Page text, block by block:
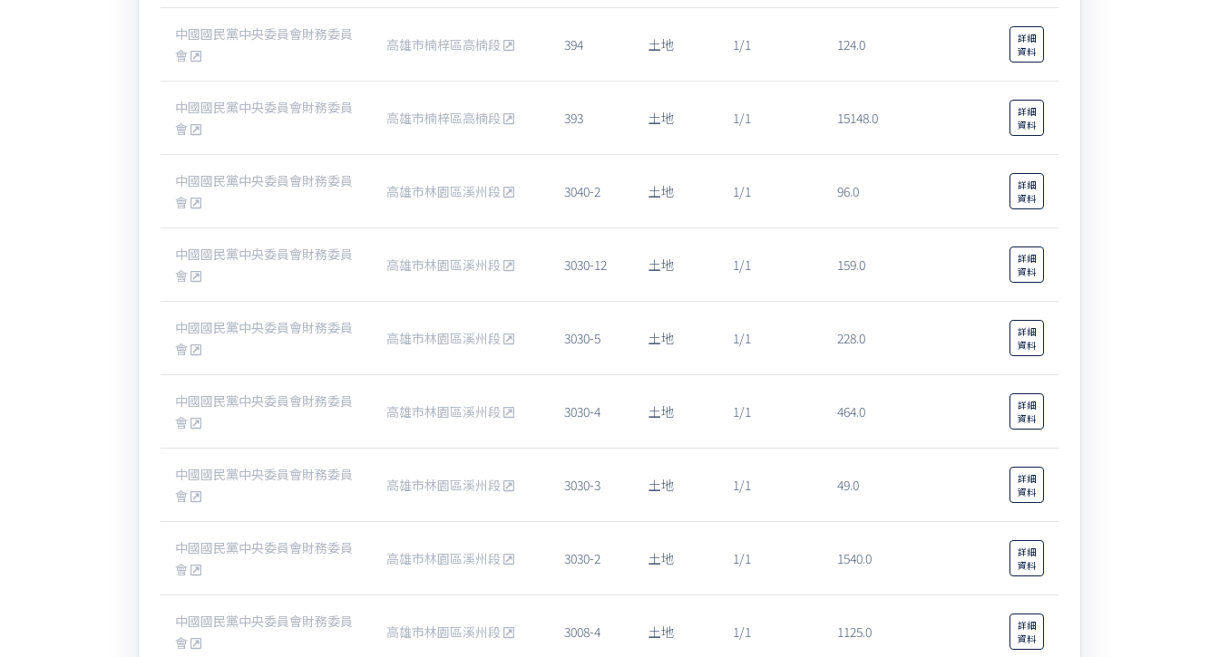
中國國民黨中央委員會財務委員
會
高雄市楠梓區高楠段 394 土地 1/1 124.0
詳細
資料
中國國民黨中央委員會財務委員
會
高雄市楠梓區高楠段 393 土地 1/1 15148.0
詳細
資料
中國國民黨中央委員會財務委員
會
高雄市林園區溪州段 3040-2 土地 1/1 96.0
詳細
資料
中國國民黨中央委員會財務委員
會
高雄市林園區溪州段 3030-12 土地 1/1 159.0
詳細
資料
中國國民黨中央委員會財務委員
會
高雄市林園區溪州段 3030-5 土地 1/1 228.0
詳細
資料
中國國民黨中央委員會財務委員
會
高雄市林園區溪州段 3030-4 土地 1/1 464.0
詳細
資料
中國國民黨中央委員會財務委員
會
高雄市林園區溪州段 3030-3 土地 1/1 49.0
詳細
資料
中國國民黨中央委員會財務委員
會
高雄市林園區溪州段 3030-2 土地 1/1 1540.0
詳細
資料
中國國民黨中央委員會財務委員
會
高雄市林園區溪州段 3008-4 土地 1/1 1125.0
詳細
資料